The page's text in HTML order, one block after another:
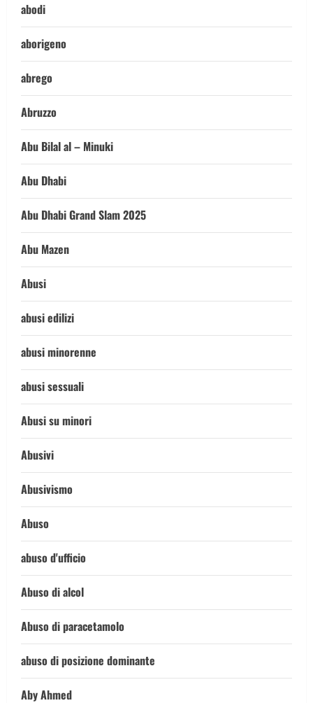
abodi
aborigeno
abrego
Abruzzo
Abu Bilal al – Minuki
Abu Dhabi
Abu Dhabi Grand Slam 2025
Abu Mazen
Abusi
abusi edilizi
abusi minorenne
abusi sessuali
Abusi su minori
Abusivi
Abusivismo
Abuso
abuso d'ufficio
Abuso di alcol
Abuso di paracetamolo
abuso di posizione dominante
Aby Ahmed